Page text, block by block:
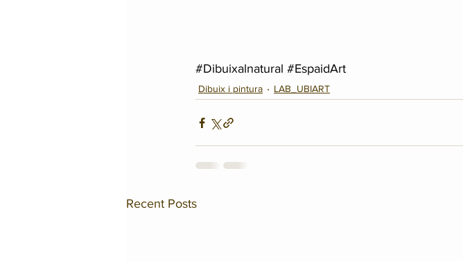
#Dibuixalnatural #EspaidArt
Dibuix i pintura LAB_UBIART
Recent Posts